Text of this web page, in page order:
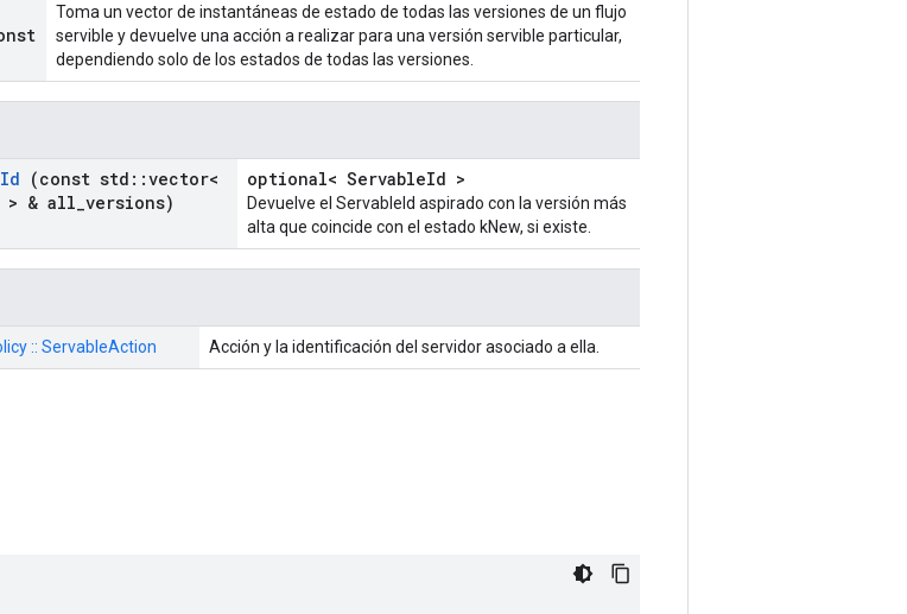
Toma un vector de instantáneas de estado de todas las versiones de un flujo
servible y devuelve una acción a realizar para una versión servible particular,
dependiendo solo de los estados de todas las versiones.
Id (const std ::vector<
> & all versions)
optional< ServableId >
Devuelve el ServableId aspirado con la versión más
alta que coincide con el estado kNew, si existe.
:: ServableAction Acción y la identificación del servidor asociado a ella.